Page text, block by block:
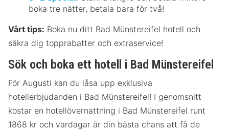
boka tre nätter, betala bara för två!
Vårt tips: Boka nu ditt Bad Münstereifel hotell och
säkra dig topprabatter och extraservice!
Sök och boka ett hotell i Bad Münstereifel
För Augusti kan du låsa upp exklusiva
hotellerbjudanden i Bad Münstereifel! I genomsnitt
kostar en hotellövernattning i Bad Münstereifel runt
1868 kr och vardagar är din bästa chans att få de